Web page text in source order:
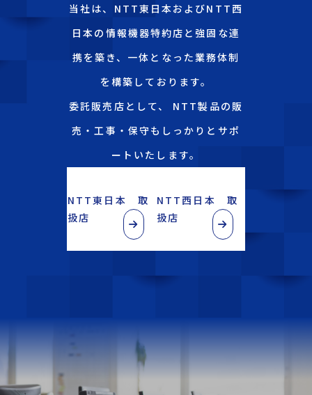
当社は、NTT東日本およびNTT西
日本の情報機器特約店と強固な連
携を築き、一体となった業務体制
を構築しております。
委託販売店として、 NTT製品の販
売・工事・保守もしっかりとサポ
ートいたします。
NTT東日本 取
扱店
NTT西日本 取
扱店